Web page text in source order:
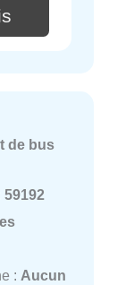
de bus
59192
: Aucun